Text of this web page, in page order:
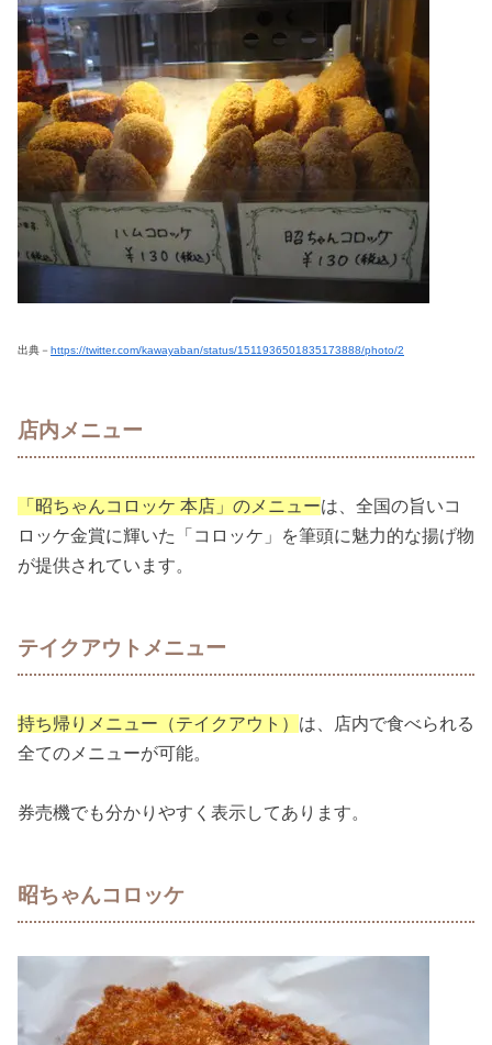
出典－ https://twitter.com/kawayaban/status/1511936501835173888/photo/2
店内メニュー
「昭ちゃんコロッケ 本店」のメニューは、全国の旨いコ
ロッケ金賞に輝いた「コロッケ」を筆頭に魅力的な揚げ物
が提供されています。
テイクアウトメニュー
持ち帰りメニュー（テイクアウト） は、店内で食べられる
全てのメニューが可能。
券売機でも分かりやすく表示してあります。
昭ちゃんコロッケ